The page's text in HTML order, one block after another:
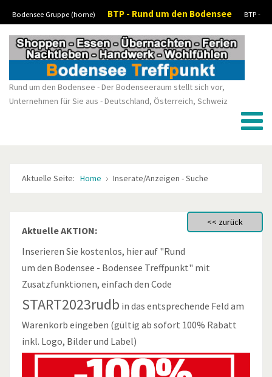
Bodensee Gruppe (home) BTP - Rund um den Bodensee
BTP -
Kleinanzeigen
Rund um den Bodensee - Der Bodenseeraum stellt sich vor,
Unternehmen für Sie aus - Deutschland, Österreich, Schweiz
Aktuelle Seite: Home Inserate/Anzeigen - Suche
Aktuelle AKTION:
Inserieren Sie kostenlos, hier auf "Rund
um den Bodensee - Bodensee Treffpunkt" mit
Zusatzfunktionen, einfach den Code
START2023rudb in das entsprechende Feld am
Warenkorb eingeben (gültig ab sofort 100% Rabatt
inkl. Logo, Bilder und Label)